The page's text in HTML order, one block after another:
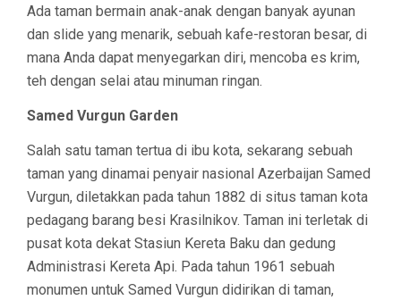
Ada taman bermain anak-anak dengan banyak ayunan
dan slide yang menarik, sebuah kafe-restoran besar, di
mana Anda dapat menyegarkan diri, mencoba es krim,
teh dengan selai atau minuman ringan.
Samed Vurgun Garden
Salah satu taman tertua di ibu kota, sekarang sebuah
taman yang dinamai penyair nasional Azerbaijan Samed
Vurgun, diletakkan pada tahun 1882 di situs taman kota
pedagang barang besi Krasilnikov. Taman ini terletak di
pusat kota dekat Stasiun Kereta Baku dan gedung
Administrasi Kereta Api. Pada tahun 1961 sebuah
monumen untuk Samed Vurgun didirikan di taman,